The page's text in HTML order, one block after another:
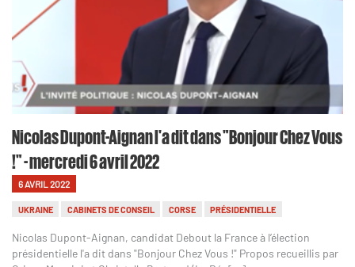
Nicolas Dupont-Aignan l'a dit dans "Bonjour Chez Vous
!" - mercredi 6 avril 2022
6 AVRIL 2022
UKRAINE CABINETS DE CONSEIL CORSE PRÉSIDENTIELLE
Nicolas Dupont-Aignan, candidat Debout la France à l’élection
présidentielle l'a dit dans "Bonjour Chez Vous !" Propos recueillis par